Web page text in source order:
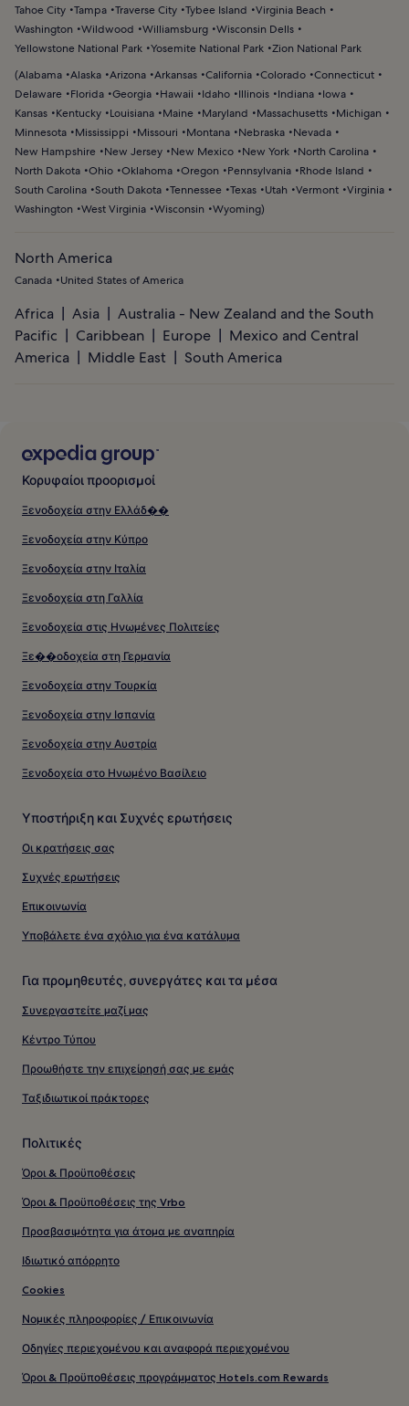
Tahoe City Tampa Traverse City Tybee Island
Virginia Beach
Washington
Wildwood Williamsburg Wisconsin Dells
Yellowstone National Park Yosemite National Park Zion National Park
(Alabama Alaska Arizona Arkansas California Colorado Connecticut
Delaware
Florida Georgia Hawaii Idaho Illinois Indiana
Iowa
Kansas
Kentucky Louisiana Maine Maryland Massachusetts
Michigan
Minnesota
Mississippi Missouri Montana Nebraska
Nevada
New Hampshire
New Jersey New Mexico New York
North Carolina
North Dakota Ohio Oklahoma Oregon Pennsylvania
Rhode Island
South Carolina South Dakota Tennessee Texas Utah Vermont Virginia
Washington
West Virginia Wisconsin Wyoming)
North America
Canada United States of America
Africa Asia
Australia - New Zealand and the South
Pacific
Caribbean Europe
Mexico and Central
America
Middle East South America
Κορυφαίοι προορισμοί
Ξενοδοχεία στην Ελλάδ��
Ξενοδοχεία στην Κύπρο
Ξενοδοχεία στην Ιταλία
Ξενοδοχεία στη Γαλλία
Ξενοδοχεία στις Ηνωμένες Πολιτείες
Ξε��οδοχεία στη Γερμανία
Ξενοδοχεία στην Τουρκία
Ξενοδοχεία στην Ισπανία
Ξενοδοχεία στην Αυστρία
Ξενοδοχεία στο Ηνωμένο Βασίλειο
Υποστήριξη και Συχνές ερωτήσεις
Οι κρατήσεις σας
Συχνές ερωτήσεις
Επικοινωνία
Υποβάλετε ένα σχόλιο για ένα κατάλυμα
Για προμηθευτές, συνεργάτες και τα μέσα
Συνεργαστείτε μαζί μας
Κέντρο Τύπου
Προωθήστε την επιχείρησή σας με εμάς
Ταξιδιωτικοί πράκτορες
Πολιτικές
Όροι & Προϋποθέσεις
Όροι & Προϋποθέσεις της Vrbo
Προσβασιμότητα για άτομα με αναπηρία
Ιδιωτικό απόρρητο
Cookies
Νομικές πληροφορίες / Επικοινωνία
Οδηγίες περιεχομένου και αναφορά περιεχομένου
Όροι & Προϋποθέσεις προγράμματος Hotels.com Rewards